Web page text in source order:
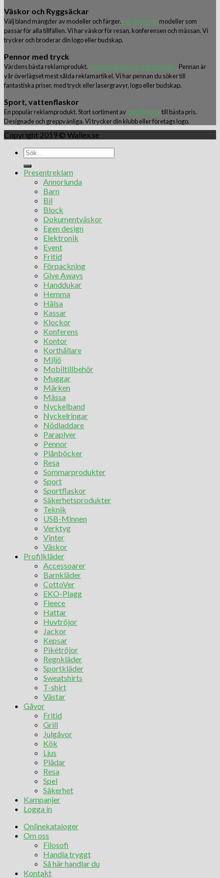
Väskor och Ryggsäckar
Välj bland mängder av modeller och färger. Här finner du modeller som
passar för alla tillfällen. Vi har väskor för resan, konferensen och mässan. Vi
trycker och broderar din logo eller budskap.
Pennor med tryck
Värdens bästa reklamprodukt. Pennor i alla färger och modeller. Pennan är
vår överlägset mest sålda reklamartikel. Vi har pennan du söker till
fantastiska priser, med tryck eller lasergravyr, logo eller budskap.
Sport, vattenflaskor
En populär reklamprodukt. Stort sortiment avsportflaskortill bästa pris.
Designade och greppvänliga. Vi trycker din klubb eller företags logo.
Copyright 2019 © Wallex.se
Presentreklam
Annorlunda
Barn
Bil
Block
Dokumentväskor
Egen design
Elektronik
Event
Fritid
Förpackning
Give Aways
Handdukar
Hemma
Hälsa
Kassar
Klockor
Konferens
Kontor
Korthållare
Miljö
Mobiltillbehör
Muggar
Märken
Mässa
Nyckelband
Nyckelringar
Nödladdare
Paraplyer
Pennor
Plånböcker
Resa
Sommarprodukter
Sport
Sportflaskor
Säkerhetsprodukter
Teknik
USB-Minnen
Verktyg
Vinter
Väskor
Profilkläder
Accessoarer
Barnkläder
CottoVer
EKO-Plagg
Fleece
Hattar
Huvtröjor
Jackor
Kepsar
Pikétröjor
Regnkläder
Sportkläder
Sweatshirts
T-shirt
Västar
Gåvor
Fritid
Grill
Julgåvor
Kök
Ljus
Plädar
Resa
Spel
Säkerhet
Kampanjer
Logga in
Onlinekataloger
Om oss
Filosofi
Handla tryggt
Så här handlar du
Kontakt